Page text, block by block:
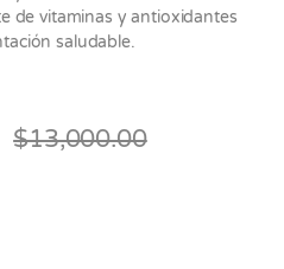
de vitaminas y antioxidantes
saludable.
$13,000.00